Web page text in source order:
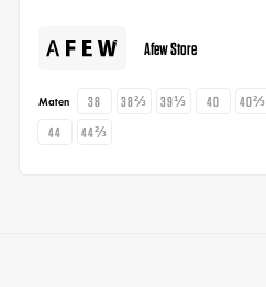
Afew Store
Maten 38 38⅔ 39⅓ 40 40⅔
44
44⅔